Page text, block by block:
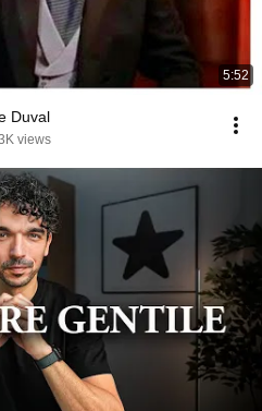
5:52
Il conte Duval
views